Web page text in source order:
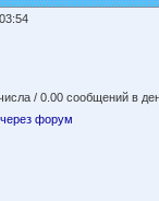
/ 0.00 сообщений в
форум